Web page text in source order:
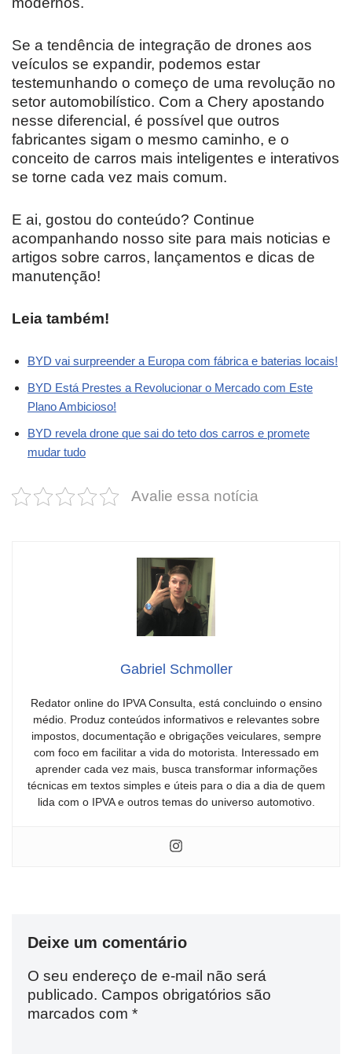
Se a tendência de integração de drones aos
veículos se expandir, podemos estar
testemunhando o começo de uma revolução no
setor automobilístico. Com a Chery apostando
nesse diferencial, é possível que outros
fabricantes sigam o mesmo caminho, e o
conceito de carros mais inteligentes e interativos
se torne cada vez mais comum.
E ai, gostou do conteúdo? Continue
acompanhando nosso site para mais noticias e
artigos sobre carros, lançamentos e dicas de
manutenção!
Leia também!
BYD vai surpreender a Europa com fábrica e baterias locais!
BYD Está Prestes a Revolucionar o Mercado com Este
Plano Ambicioso!
BYD revela drone que sai do teto dos carros e promete
mudar tudo
Avalie essa notícia
Gabriel Schmoller
Redator online do IPVA Consulta, está concluindo o ensino
médio. Produz conteúdos informativos e relevantes sobre
impostos, documentação e obrigações veiculares, sempre
com foco em facilitar a vida do motorista. Interessado em
aprender cada vez mais, busca transformar informações
técnicas em textos simples e úteis para o dia a dia de quem
lida com o IPVA e outros temas do universo automotivo.
Deixe um comentário
O seu endereço de e-mail não será
publicado. Campos obrigatórios são
marcados com *